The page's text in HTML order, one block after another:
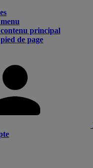
principal
de page